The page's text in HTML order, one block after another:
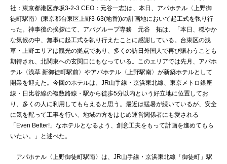
社：東京都港区赤坂3-2-3 CEO：元谷一志)は、本日、アパホテル〈上野御
徒町駅南〉(東京都台東区上野3-63(地番))の計画地において起工式を執り行
った。神事後の挨拶にて、アパグループ専務 元谷 拓は、「本日、穏やか
な気候の中、無事に起工式を執り行えたことに感謝している。台東区の浅
草・上野エリアは観光の拠点であり、多くの訪日外国人で再び賑わうことも
期待され、北関東への玄関口にもなっている。このエリアでは先月、アパホ
テル〈浅草 新御徒町駅前〉やアパホテル〈上野駅南〉が新築ホテルとして
開業を迎えた。今回のホテルは、JR山手線・京浜東北線、東京メトロ銀座
線・日比谷線の複数路線・駅から徒歩5分以内という好立地に位置してお
り、多くの人に利用してもらえると思う。最近は猛暑が続いているが、安全
に気を配って工事を行い、地域の方をはじめ運営関係者にも愛される
「Even Better!」なホテルとなるよう、創意工夫をもって計画を進めてもら
いたい。」と述べた。
アパホテル〈上野御徒町駅南〉は、JR山手線・京浜東北線「御徒町」駅